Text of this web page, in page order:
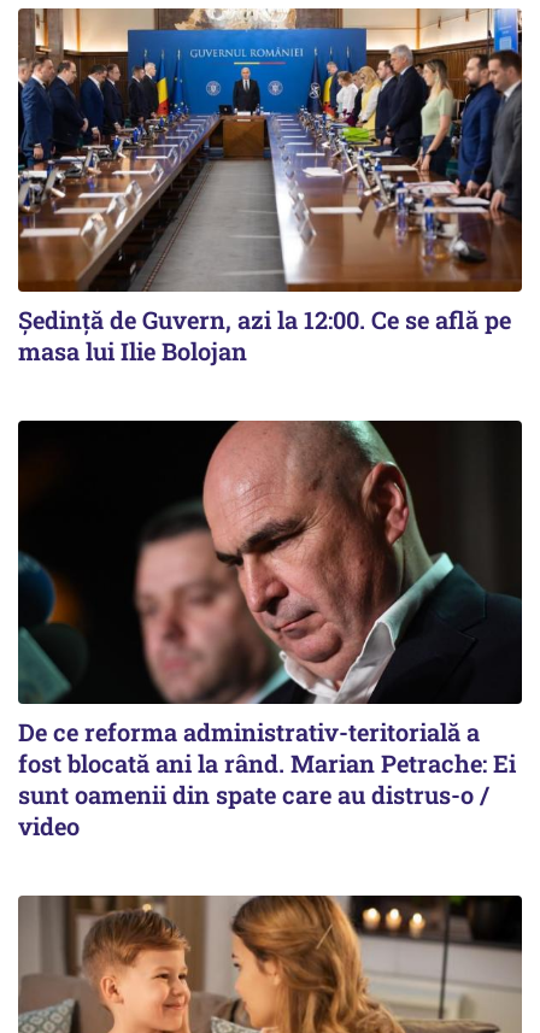
Ședință de Guvern, azi la 12:00. Ce se află pe
masa lui Ilie Bolojan
De ce reforma administrativ-teritorială a
fost blocată ani la rând. Marian Petrache: Ei
sunt oamenii din spate care au distrus-o /
video